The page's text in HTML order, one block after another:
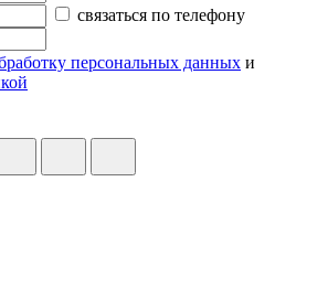
связаться по телефону
персональных данных и